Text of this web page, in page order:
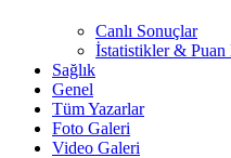
Canlı Sonuçlar
İstatistikler &
Sağlık
Genel
Tüm Yazarlar
Foto Galeri
Video Galeri